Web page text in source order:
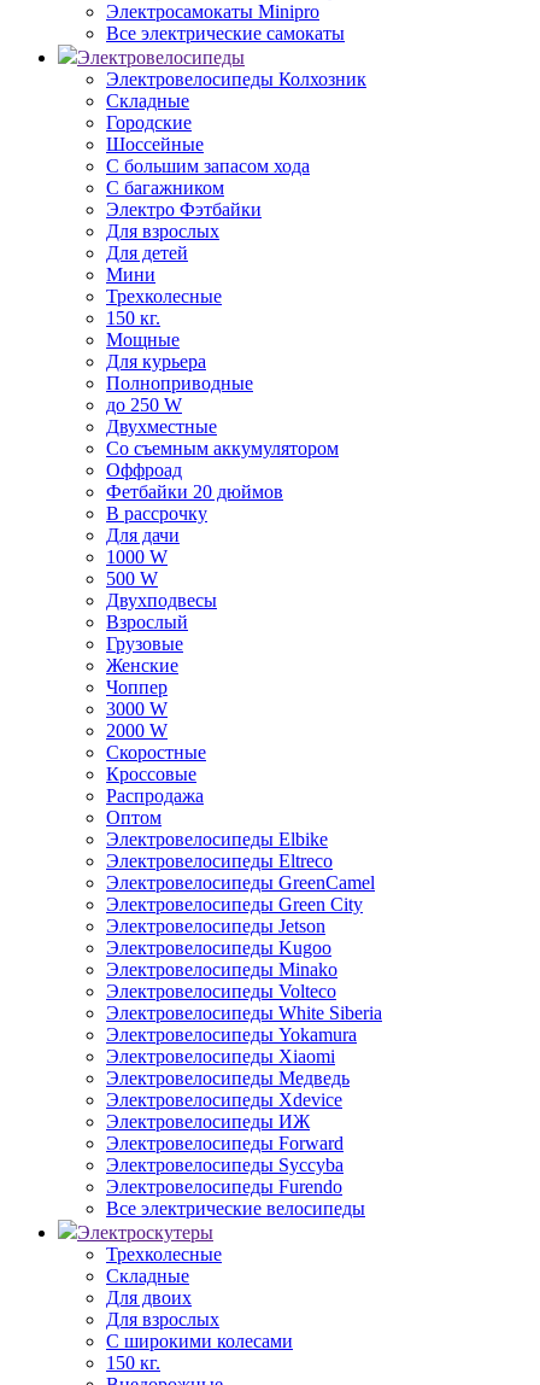
Электросамокаты Minipro
Все электрические самокаты
Электровелосипеды
Электровелосипеды Колхозник
Складные
Городские
Шоссейные
С большим запасом хода
С багажником
Электро Фэтбайки
Для взрослых
Для детей
Мини
Трехколесные
150 кг.
Мощные
Для курьера
Полноприводные
до 250 W
Двухместные
Со съемным аккумулятором
Оффроад
Фетбайки 20 дюймов
В рассрочку
Для дачи
1000 W
500 W
Двухподвесы
Взрослый
Грузовые
Женские
Чоппер
3000 W
2000 W
Скоростные
Кроссовые
Распродажа
Оптом
Электровелосипеды Elbike
Электровелосипеды Eltreco
Электровелосипеды GreenCamel
Электровелосипеды Green City
Электровелосипеды Jetson
Электровелосипеды Kugoo
Электровелосипеды Minako
Электровелосипеды Volteco
Электровелосипеды White Siberia
Электровелосипеды Yokamura
Электровелосипеды Xiaomi
Электровелосипеды Медведь
Электровелосипеды Xdevice
Электровелосипеды ИЖ
Электровелосипеды Forward
Электровелосипеды Syccyba
Электровелосипеды Furendo
Все электрические велосипеды
Электроскутеры
Трехколесные
Складные
Для двоих
Для взрослых
С широкими колесами
150 кг.